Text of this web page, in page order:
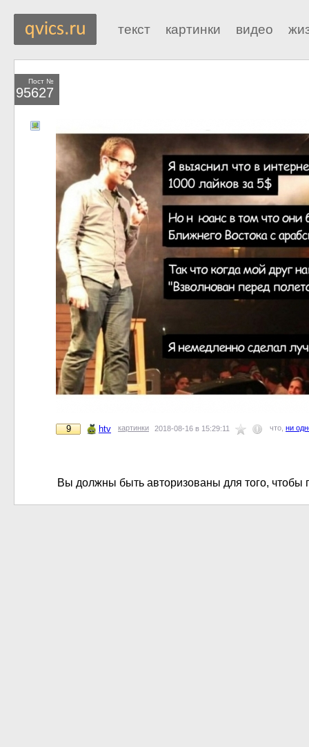
текст картинки видео
Пост №
95627
9 htv картинки 2018-08-16 в 15:29:11 что, ни
Вы должны быть авторизованы для того, чтобы